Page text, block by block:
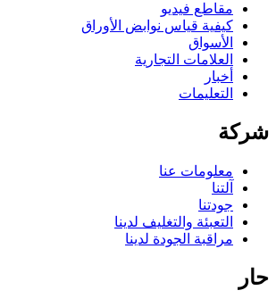
مقاطع فيديو
كيفية قياس نوابض الأوراق
الأسواق
العلامات التجارية
أخبار
التعليمات
شركة
معلومات عنا
آلتنا
جودتنا
التعبئة والتغليف لدينا
مراقبة الجودة لدينا
حار